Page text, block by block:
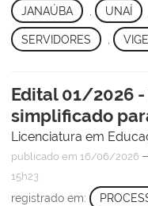
JANAÚBA UNAÍ
SERVIDORES
Edital 01/2026
simplificado
Licenciatura em
publicado em 16/06/2026
15h23
registrado em: